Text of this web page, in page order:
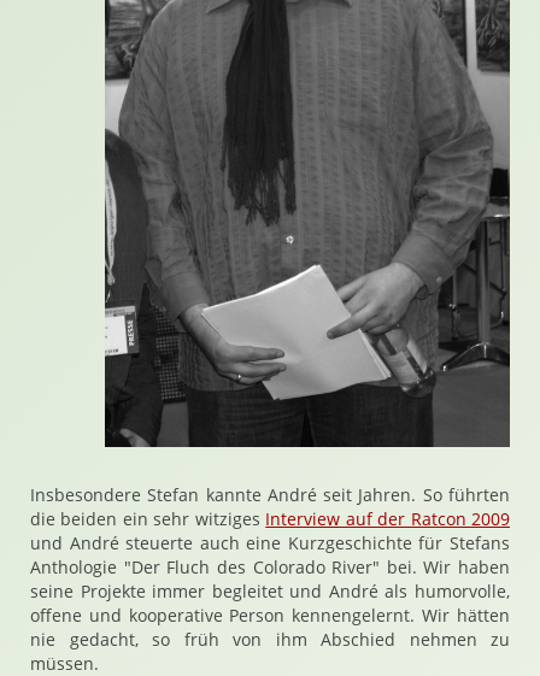
Insbesondere Stefan kannte André seit Jahren. So führten
die beiden ein sehr witziges Interview auf der Ratcon 2009
und André steuerte auch eine Kurzgeschichte für Stefans
Anthologie "Der Fluch des Colorado River" bei. Wir haben
seine Projekte immer begleitet und André als humorvolle,
offene und kooperative Person kennengelernt. Wir hätten
nie gedacht, so früh von ihm Abschied nehmen zu
müssen.